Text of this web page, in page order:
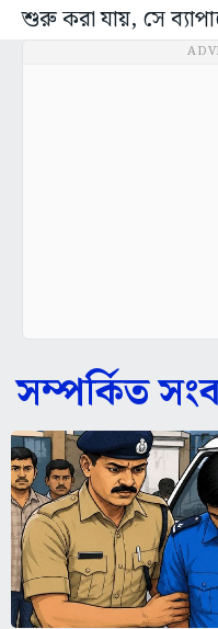
শুরু করা যায়, সে
সম্পর্কিত